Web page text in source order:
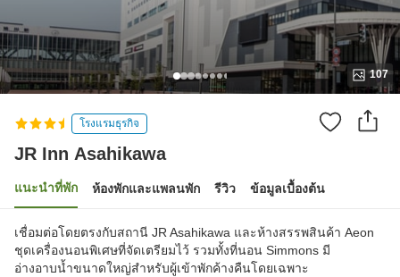
107
โรงแรมธุรกิจ
JR Inn Asahikawa
แนะนำที่พัก ห้องพักและแพลนพัก รีวิว ข้อมูลเบื้องต้น
เชื่อมต่อโดยตรงกับสถานี JR Asahikawa และห้างสรรพสินค้า Aeon
ชุดเครื่องนอนพิเศษที่จัดเตรียมไว้ รวมทั้งที่นอน Simmons มี
อ่างอาบน้ำขนาดใหญ่สำหรับผู้เข้าพักค้างคืนโดยเฉพาะ